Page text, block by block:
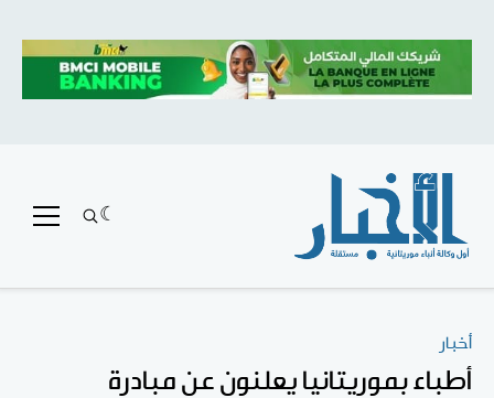
أخبار
أطباء بموريتانيا يعلنون عن مبادرة